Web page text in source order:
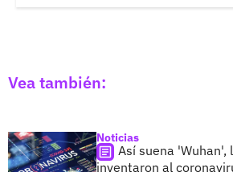
Vea también:
Noticias
Así suena 'Wuhan',
inventaron al